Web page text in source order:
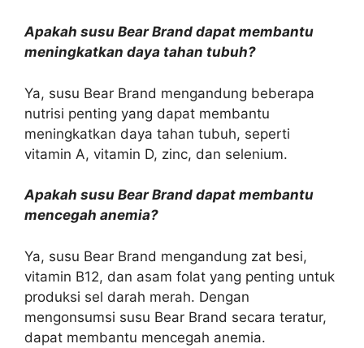
Apakah susu Bear Brand dapat membantu
meningkatkan daya tahan tubuh?
Ya, susu Bear Brand mengandung beberapa
nutrisi penting yang dapat membantu
meningkatkan daya tahan tubuh, seperti
vitamin A, vitamin D, zinc, dan selenium.
Apakah susu Bear Brand dapat membantu
mencegah anemia?
Ya, susu Bear Brand mengandung zat besi,
vitamin B12, dan asam folat yang penting untuk
produksi sel darah merah. Dengan
mengonsumsi susu Bear Brand secara teratur,
dapat membantu mencegah anemia.